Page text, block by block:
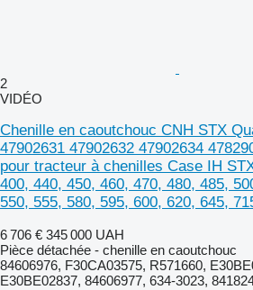
2
VIDÉO
Chenille en caoutchouc CNH STX
47902631 47902632 47902634
pour tracteur à chenilles Case IH
400, 440, 450, 460, 470, 480, 485,
550, 555, 580, 595, 600, 620, 645,
6 706 € 345 000 UAH
Pièce détachée - chenille en caoutchouc
84606976, F30CA03575, R571660,
E30BE02837, 84606977, 634-3023,